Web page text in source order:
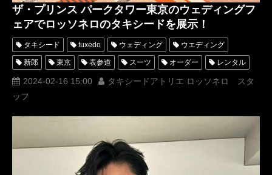
ザ・プリンス パークタワー東京のウェディングフ
ェアでロッソネロのタキシードを展示！
タキシード tuxedo ウェディング ウエディング
新郎 東京 表参道 スーツ オーダー レンタル
オーダータキシード レンタルタキシード ロッソネロ
ブライダル
購入 プリンスパークタワー東京 tuxedos 名古屋
新郎衣装 レンタルタキシード東京
レンタルタキシード名古屋 横浜
2024-02-16 15:00
タキシードアトリエ ロッソネロ スタ
ッフ